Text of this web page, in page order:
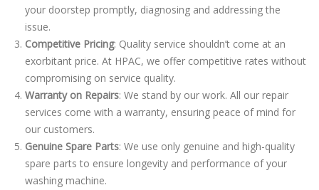
your doorstep promptly, diagnosing and addressing the
issue.
Competitive Pricing: Quality service shouldn’t come at an
exorbitant price. At HPAC, we offer competitive rates without
compromising on service quality.
Warranty on Repairs: We stand by our work. All our repair
services come with a warranty, ensuring peace of mind for
our customers.
Genuine Spare Parts: We use only genuine and high-quality
spare parts to ensure longevity and performance of your
washing machine.